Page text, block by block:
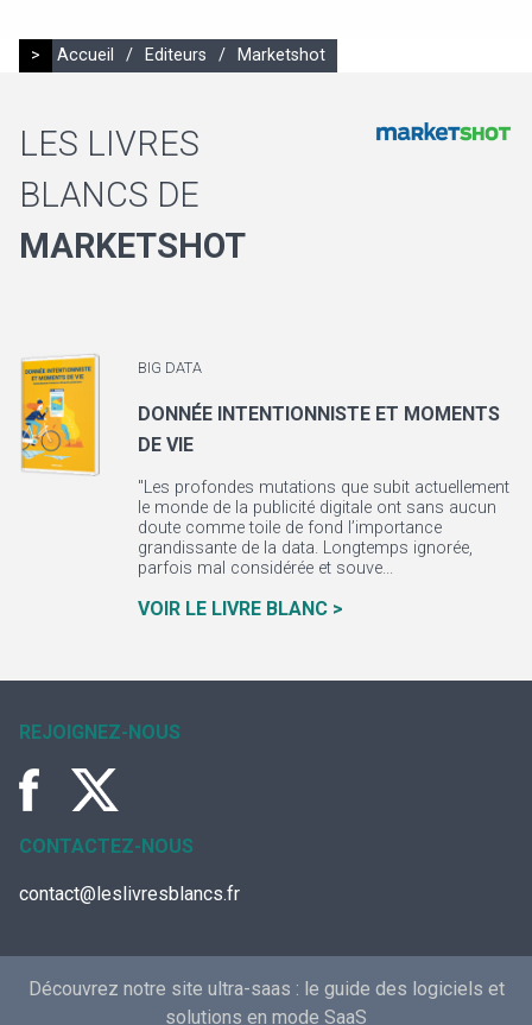
> Accueil / Editeurs / Marketshot
LES LIVRES
BLANCS DE
MARKETSHOT
BIG DATA
DONNÉE INTENTIONNISTE ET MOMENTS
DE VIE
"Les profondes mutations que subit actuellement
le monde de la publicité digitale ont sans aucun
doute comme toile de fond l’importance
grandissante de la data. Longtemps ignorée,
parfois mal considérée et souve...
VOIR LE LIVRE BLANC >
REJOIGNEZ-NOUS
CONTACTEZ-NOUS
contact@leslivresblancs.fr
Découvrez notre site ultra-saas : le guide des logiciels et
solutions en mode SaaS